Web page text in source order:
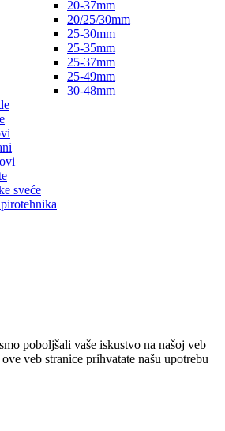
20-37mm
20/25/30mm
25-30mm
25-35mm
25-37mm
25-49mm
30-48mm
sveće
poboljšali vaše iskustvo na našoj veb
veb stranice prihvatate našu upotrebu